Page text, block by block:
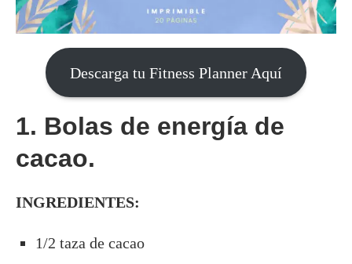
Descarga tu Fitness Planner Aquí
1. Bolas de energía de
cacao.
INGREDIENTES:
1/2 taza de cacao